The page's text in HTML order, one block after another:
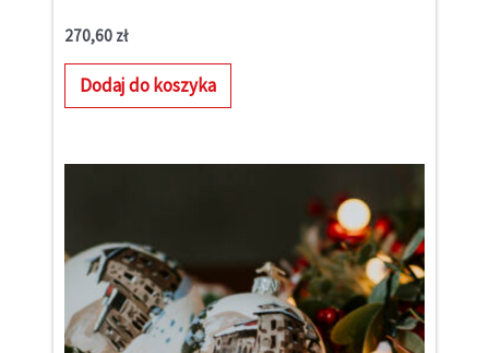
270,60 zł
Dodaj do koszyka